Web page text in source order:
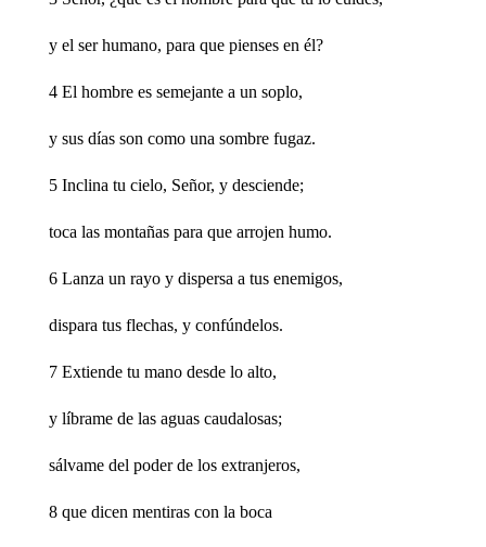
y el ser humano, para que pienses en él?
4 El hombre es semejante a un soplo,
y sus días son como una sombre fugaz.
5 Inclina tu cielo, Señor, y desciende;
toca las montañas para que arrojen humo.
6 Lanza un rayo y dispersa a tus enemigos,
dispara tus flechas, y confúndelos.
7 Extiende tu mano desde lo alto,
y líbrame de las aguas caudalosas;
sálvame del poder de los extranjeros,
8 que dicen mentiras con la boca